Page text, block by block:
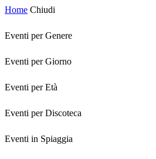
Home Chiudi
Eventi per Genere
Eventi per Giorno
Eventi per Età
Eventi per Discoteca
Eventi in Spiaggia